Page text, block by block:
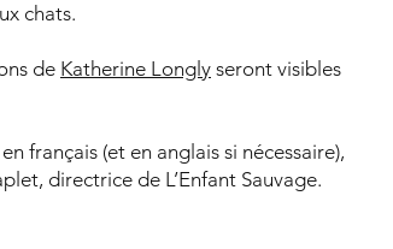
chats.
de Katherine Longly seront visibles
français (et en anglais si nécessaire),
directrice de L’Enfant Sauvage.